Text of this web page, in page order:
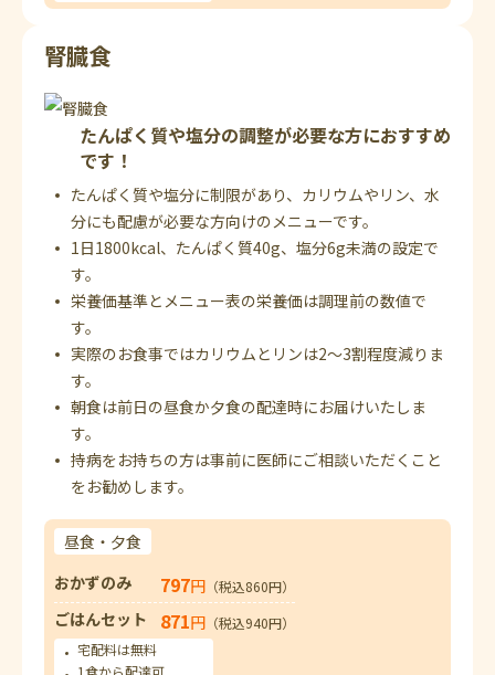
腎臓食
たんぱく質や塩分の調整が必要な方におすすめ
です！
たんぱく質や塩分に制限があり、カリウムやリン、水
分にも配慮が必要な方向けのメニューです。
1日1800kcal、たんぱく質40g、塩分6g未満の設定で
す。
栄養価基準とメニュー表の栄養価は調理前の数値で
す。
実際のお食事ではカリウムとリンは2～3割程度減りま
す。
朝食は前日の昼食か夕食の配達時にお届けいたしま
す。
持病をお持ちの方は事前に医師にご相談いただくこと
をお勧めします。
昼食・夕食
おかずのみ
797円 （税込860円）
ごはんセット 871円 （税込940円）
宅配料は無料
1食から配達可